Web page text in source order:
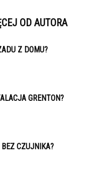
OD AUTORA
Z DOMU?
GRENTON?
CZUJNIKA?